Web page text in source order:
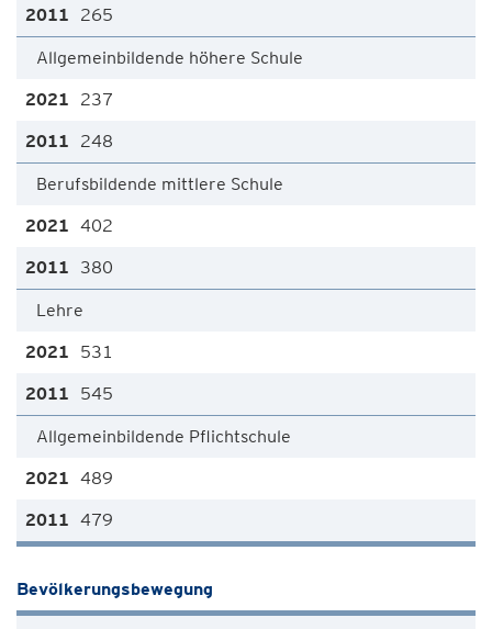
265
Allgemeinbildende höhere Schule
237
248
Berufsbildende mittlere Schule
402
380
Lehre
531
545
Allgemeinbildende Pflichtschule
489
479
Bevölkerungsbewegung